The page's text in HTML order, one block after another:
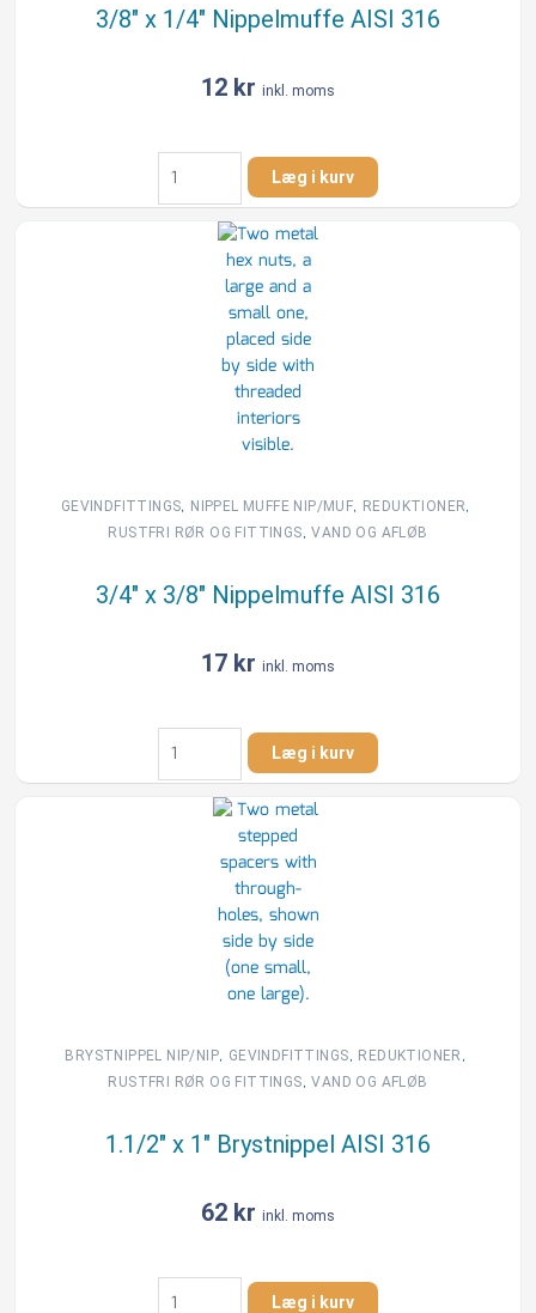
3/8″ x 1/4″ Nippelmuffe AISI 316
12 kr inkl. moms
3/8"
1/4"
Nippelmuffe
Læg i kurv
GEVINDFITTINGS, NIPPEL MUFFE NIP/MUF, REDUKTIONER,
RUSTFRI RØR OG FITTINGS,VAND OG AFLØB
3/4″ x 3/8″ Nippelmuffe AISI 316
17 kr inkl. moms
3/4"
3/8"
Nippelmuffe
Læg i kurv
BRYSTNIPPEL NIP/NIP, GEVINDFITTINGS, REDUKTIONER ,
RUSTFRI RØR OG FITTINGS,VAND OG AFLØB
1.1/2″ x 1″ Brystnippel AISI 316
62 kr inkl. moms
1.1/2"
Læg i kurv